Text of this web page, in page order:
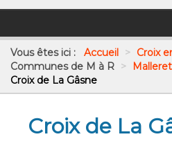
Vous êtes ici : Accueil > Croix
Communes de M à R > Malleret
Croix de La Gâsne
Croix de La